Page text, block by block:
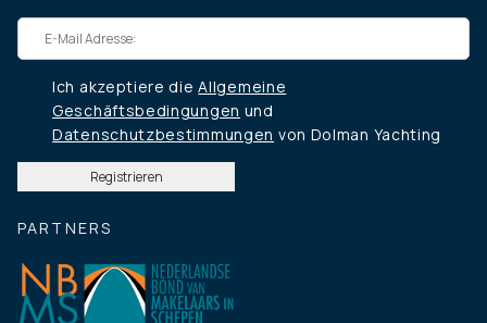
Ich akzeptiere dieAllgemeine
Geschäftsbedingungen und
Datenschutzbestimmungen von Dolman Yachting
PARTNERS